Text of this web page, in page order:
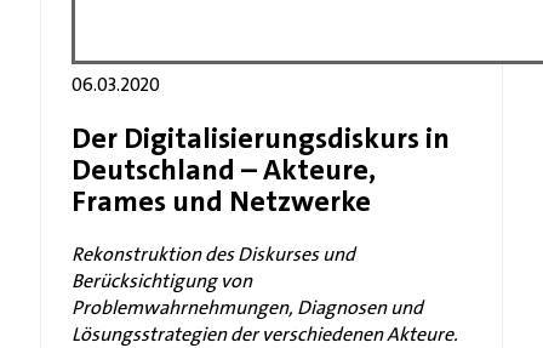
06.03.2020
Der Digitalisierungsdiskurs in
Deutschland – Akteure,
Frames und Netzwerke
Rekonstruktion des Diskurses und
Berücksichtigung von
Problemwahrnehmungen, Diagnosen und
Lösungsstrategien der verschiedenen Akteure.